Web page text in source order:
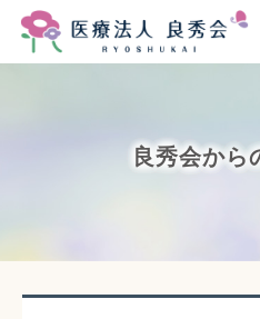
良秀会から